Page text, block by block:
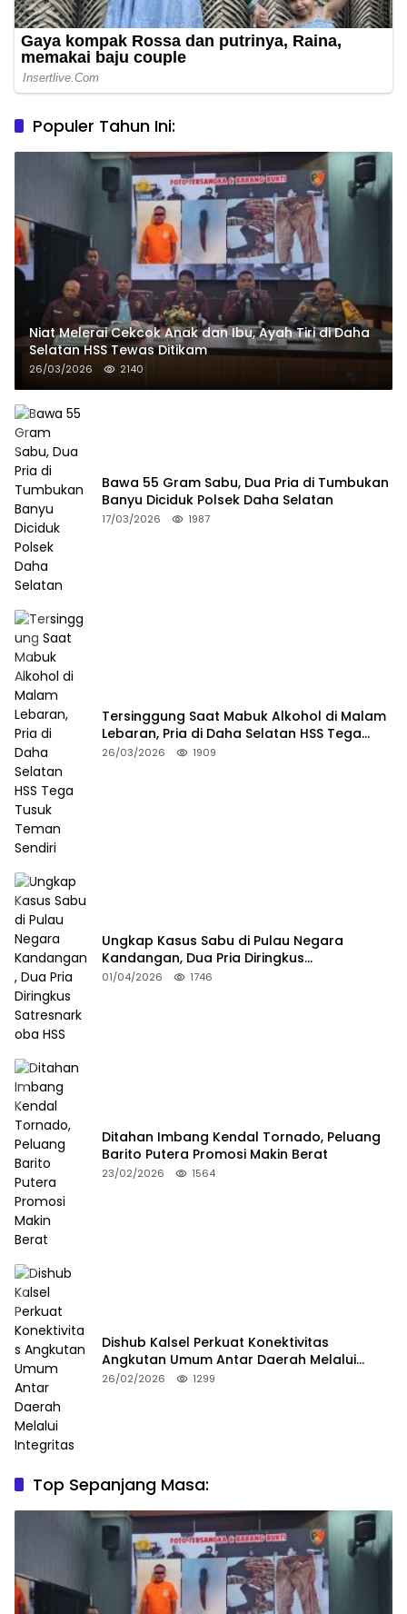
Populer Tahun Ini:
Niat Melerai Cekcok Anak dan Ibu, Ayah Tiri di Daha
Selatan HSS Tewas Ditikam
26/03/2026 2140
Bawa 55 Gram Sabu, Dua Pria di Tumbukan
Banyu Diciduk Polsek Daha Selatan
17/03/2026 1987
Tersinggung Saat Mabuk Alkohol di Malam
Lebaran, Pria di Daha Selatan HSS Tega
Tusuk Teman Sendiri
26/03/2026 1909
Ungkap Kasus Sabu di Pulau Negara
Kandangan, Dua Pria Diringkus
Satresnarkoba HSS
01/04/2026 1746
Ditahan Imbang Kendal Tornado, Peluang
Barito Putera Promosi Makin Berat
23/02/2026 1564
Dishub Kalsel Perkuat Konektivitas
Angkutan Umum Antar Daerah Melalui
Integritas
26/02/2026 1299
Top Sepanjang Masa: